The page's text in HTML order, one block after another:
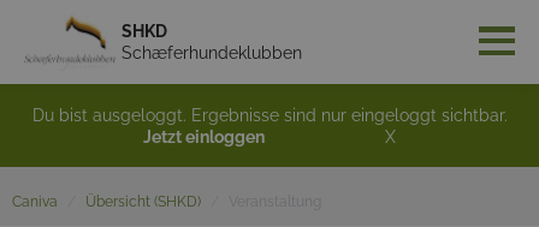
SHKD
Schæferhundeklubben
Du bist ausgeloggt. Ergebnisse sind nur eingeloggt sichtbar.
Jetzt einloggen
X
Caniva Übersicht (SHKD)